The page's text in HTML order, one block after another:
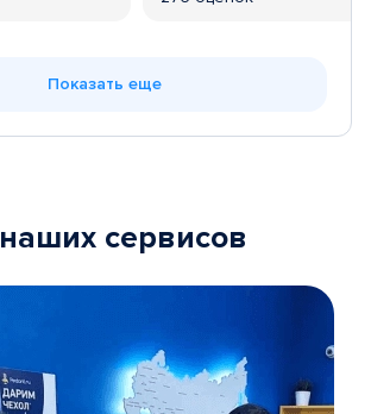
Показать еще
наших сервисов